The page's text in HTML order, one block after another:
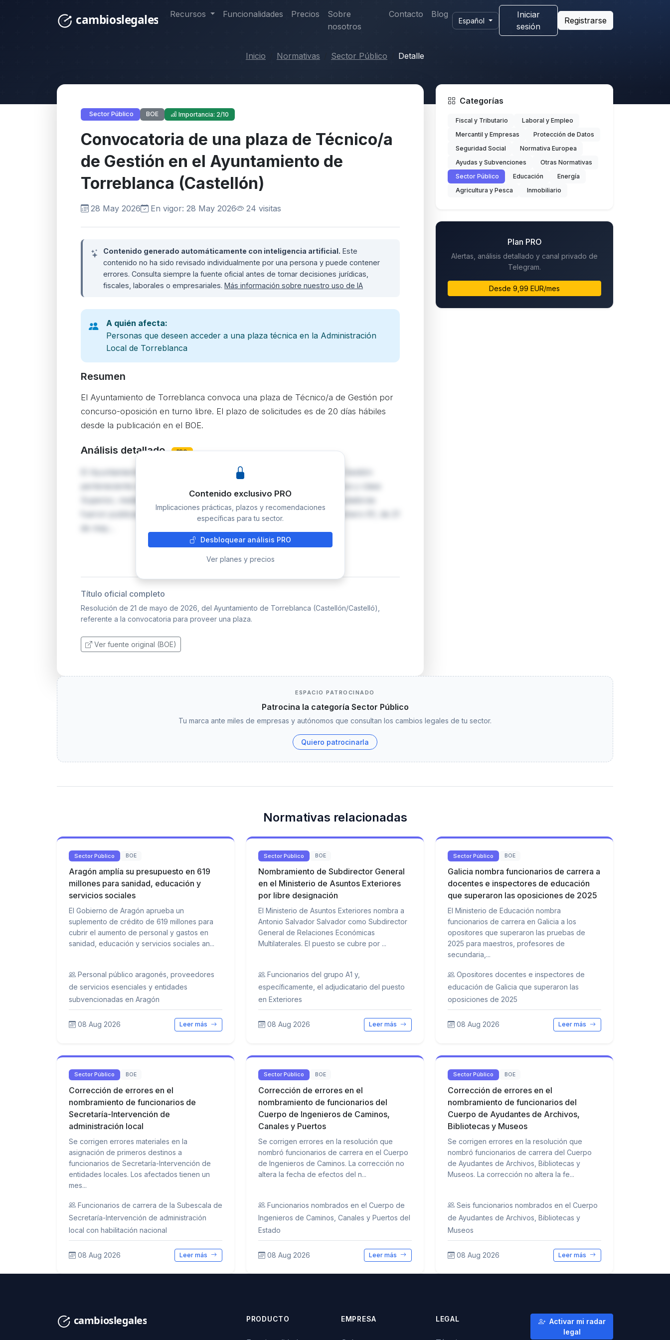
Recursos Funcionalidades Precios
Sobre
nosotros
Contacto Blog
Español
Iniciar
sesión
Registrarse
Inicio Normativas Sector Público Detalle
Sector Público BOE Importancia: 2/10
Convocatoria de una plaza de Técnico/a
de Gestión en el Ayuntamiento de
Torreblanca (Castellón)
28 May 2026 En vigor: 28 May 2026 24 visitas
Contenido generado automáticamente con inteligencia artificial. Este
contenido no ha sido revisado individualmente por una persona y puede contener
errores. Consulta siempre la fuente oficial antes de tomar decisiones jurídicas,
fiscales, laborales o empresariales. Más información sobre nuestro uso de IA
A quién afecta:
Personas que deseen acceder a una plaza técnica en la Administración
Local de Torreblanca
Resumen
El Ayuntamiento de Torreblanca convoca una plaza de Técnico/a de Gestión por
concurso-oposición en turno libre. El plazo de solicitudes es de 20 días hábiles
desde la publicación en el BOE.
Análisis detallado PRO
El Ayuntamiento de Torreblanca convoca una plaza de Técnico/a de Gestión
perteneciente a la escala de Administración General, subescala Técnica y clase
Superior, mediante concurso-oposición en turno libre. Las bases reguladoras
fueron publicadas en el Boletín Oficial de la Provincia de Castellón número 61, de 21
de may…
Contenido exclusivo PRO
Implicaciones prácticas, plazos y recomendaciones
específicas para tu sector.
Desbloquear análisis PRO
Ver planes y precios
Título oficial completo
Resolución de 21 de mayo de 2026, del Ayuntamiento de Torreblanca (Castellón/Castelló),
referente a la convocatoria para proveer una plaza.
Ver fuente original (BOE)
Categorías
Fiscal y Tributario
Laboral y Empleo
Mercantil y Empresas
Protección de Datos
Seguridad Social
Normativa Europea
Ayudas y Subvenciones
Otras Normativas
Sector Público
Educación
Energía
Agricultura y Pesca
Inmobiliario
Plan PRO
Alertas, análisis detallado y canal privado de
Telegram.
Desde 9,99 EUR/mes
ESPACIO PATROCINADO
Patrocina la categoría Sector Público
Tu marca ante miles de empresas y autónomos que consultan los cambios legales de tu sector.
Quiero patrocinarla
Normativas relacionadas
Sector Público BOE
Aragón amplía su presupuesto en 619
millones para sanidad, educación y
servicios sociales
El Gobierno de Aragón aprueba un
suplemento de crédito de 619 millones para
cubrir el aumento de personal y gastos en
sanidad, educación y servicios sociales an...
Personal público aragonés, proveedores
de servicios esenciales y entidades
subvencionadas en Aragón
08 Aug 2026 Leer más
Sector Público BOE
Nombramiento de Subdirector General
en el Ministerio de Asuntos Exteriores
por libre designación
El Ministerio de Asuntos Exteriores nombra a
Antonio Salvador Salvador como Subdirector
General de Relaciones Económicas
Multilaterales. El puesto se cubre por ...
Funcionarios del grupo A1 y,
específicamente, el adjudicatario del puesto
en Exteriores
08 Aug 2026 Leer más
Sector Público BOE
Galicia nombra funcionarios de carrera a
docentes e inspectores de educación
que superaron las oposiciones de 2025
El Ministerio de Educación nombra
funcionarios de carrera en Galicia a los
opositores que superaron las pruebas de
2025 para maestros, profesores de
secundaria,...
Opositores docentes e inspectores de
educación de Galicia que superaron las
oposiciones de 2025
08 Aug 2026 Leer más
Sector Público BOE
Corrección de errores en el
nombramiento de funcionarios de
Secretaría-Intervención de
administración local
Se corrigen errores materiales en la
asignación de primeros destinos a
funcionarios de Secretaría-Intervención de
entidades locales. Los afectados tienen un
mes...
Funcionarios de carrera de la Subescala de
Secretaría-Intervención de administración
local con habilitación nacional
08 Aug 2026 Leer más
Sector Público BOE
Corrección de errores en el
nombramiento de funcionarios del
Cuerpo de Ingenieros de Caminos,
Canales y Puertos
Se corrigen errores en la resolución que
nombró funcionarios de carrera en el Cuerpo
de Ingenieros de Caminos. La corrección no
altera la fecha de efectos del n...
Funcionarios nombrados en el Cuerpo de
Ingenieros de Caminos, Canales y Puertos del
Estado
08 Aug 2026 Leer más
Sector Público BOE
Corrección de errores en el
nombramiento de funcionarios del
Cuerpo de Ayudantes de Archivos,
Bibliotecas y Museos
Se corrigen errores en la resolución que
nombró funcionarios de carrera del Cuerpo
de Ayudantes de Archivos, Bibliotecas y
Museos. La corrección no altera la fe...
Seis funcionarios nombrados en el Cuerpo
de Ayudantes de Archivos, Bibliotecas y
Museos
08 Aug 2026 Leer más
PRODUCTO EMPRESA LEGAL
Activar mi radar
legal